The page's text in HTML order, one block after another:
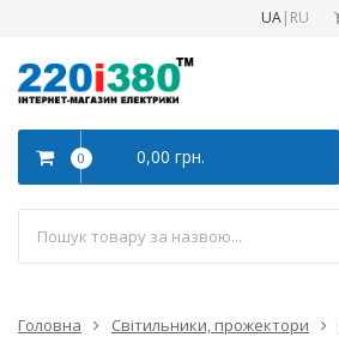
UA| RU
0 0,00 грн.
Головна Світильники, прожектори